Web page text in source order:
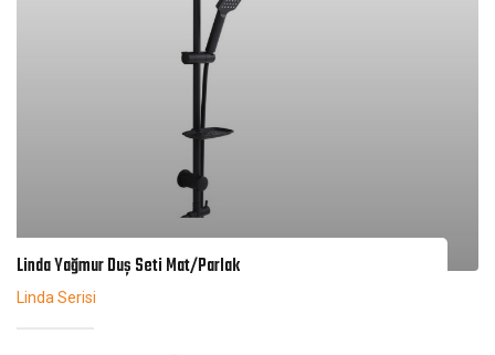
Linda Yağmur Duş Seti Mat/Parlak
Linda Serisi